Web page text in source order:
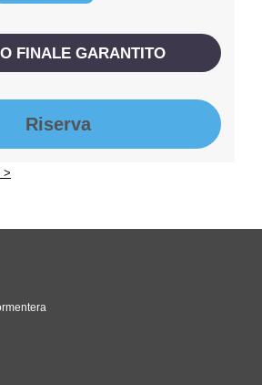
FINALE GARANTITO
Riserva
>